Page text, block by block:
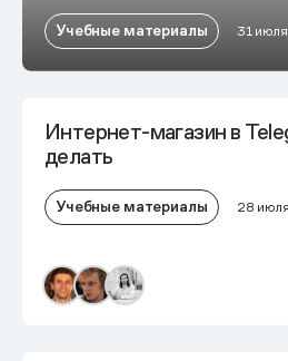
Учебные материалы 31 июля
Интернет-магазин в
делать
Учебные материалы 28 июля